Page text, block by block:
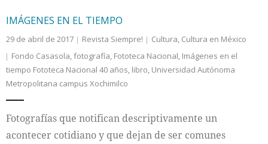
IMÁGENES EN EL TIEMPO
29 de abril de 2017 Revista Siempre! Cultura Cultura en México
Fondo Casasola fotografía Fototeca Nacional Imágenes en el
tiempo Fototeca Nacional 40 años libro Universidad Autónoma
Metropolitana campus Xochimilco
Fotografías que notifican descriptivamente un
acontecer cotidiano y que dejan de ser comunes